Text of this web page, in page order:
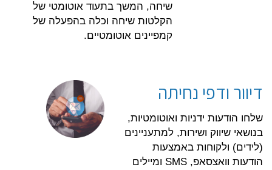
שיחה, המשך בתעוד אוטומטי של
הקלטות שיחה וכלה בהפעלה של
קמפיינים אוטומטיים.
דיוור ודפי נחיתה
שלחו הודעות ידניות ואוטומטיות,
בנושאי שיווק ושירות, למתעניינים
(לידים) ולקוחות באמצעות
הודעות וואצסאפ, SMS ומיילים